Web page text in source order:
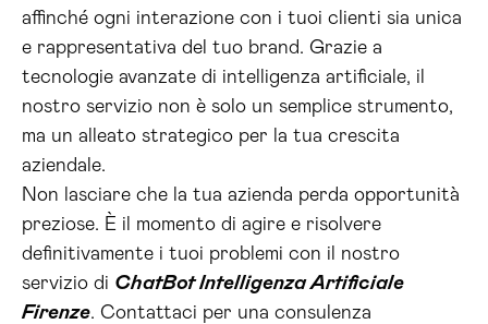
affinché ogni interazione con i tuoi clienti sia unica
e rappresentativa del tuo brand. Grazie a
tecnologie avanzate di intelligenza artificiale, il
nostro servizio non è solo un semplice strumento,
ma un alleato strategico per la tua crescita
aziendale.
Non lasciare che la tua azienda perda opportunità
preziose. È il momento di agire e risolvere
definitivamente i tuoi problemi con il nostro
servizio di ChatBot Intelligenza Artificiale
Firenze. Contattaci per una consulenza